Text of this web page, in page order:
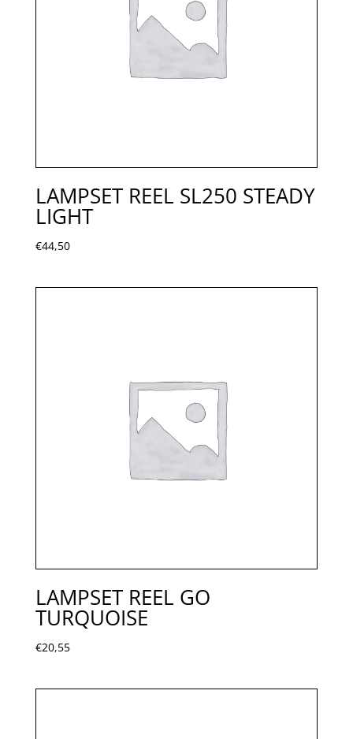
LAMPSET REEL SL250 STEADY
LIGHT
€44,50
LAMPSET REEL GO
TURQUOISE
€20,55